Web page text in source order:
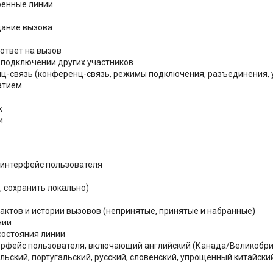
линии
вызова
на вызов
других участников
связь (конференц-связь, режимы подключения, разъединения,
пользователя
сохранить локально)
и истории вызовов (непринятые, принятые и набранные)
линии
пользователя, включающий английский (Канада/
португальский, русский, словенский, упрощенный